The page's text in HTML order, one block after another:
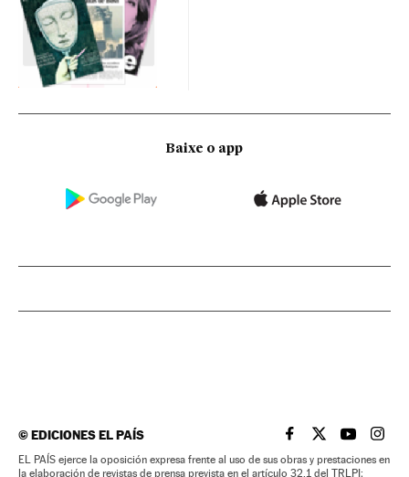
Baixe o app
©EDICIONES EL PAÍS EL PAÍS BRASIL EN
EL PAÍSEL PAÍS
EL
EL PAÍS ejerce la oposición expresa frente al uso de sus obras y prestaciones en
la elaboración de revistas de prensa prevista en el artículo 32.1 del TRLPI;